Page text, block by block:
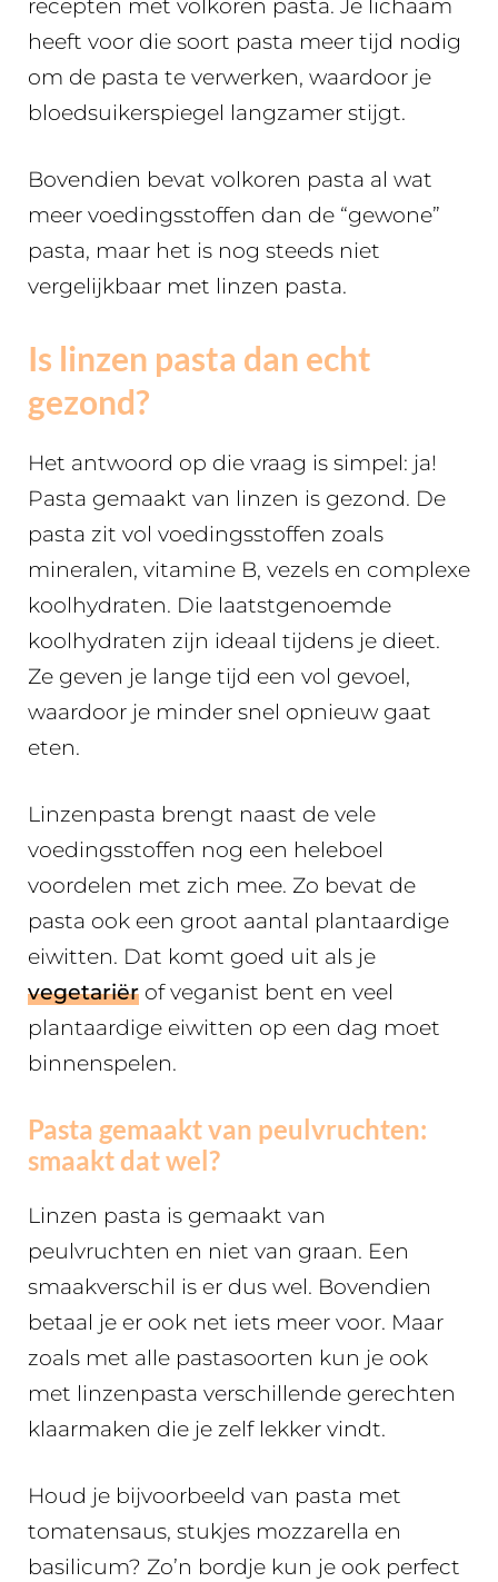
recepten met volkoren pasta. Je lichaam
heeft voor die soort pasta meer tijd nodig
om de pasta te verwerken, waardoor je
bloedsuikerspiegel langzamer stijgt.
Bovendien bevat volkoren pasta al wat
meer voedingsstoffen dan de “gewone”
pasta, maar het is nog steeds niet
vergelijkbaar met linzen pasta.
Is linzen pasta dan echt
gezond?
Het antwoord op die vraag is simpel: ja!
Pasta gemaakt van linzen is gezond. De
pasta zit vol voedingsstoffen zoals
mineralen, vitamine B, vezels en complexe
koolhydraten. Die laatstgenoemde
koolhydraten zijn ideaal tijdens je dieet.
Ze geven je lange tijd een vol gevoel,
waardoor je minder snel opnieuw gaat
eten.
Linzenpasta brengt naast de vele
voedingsstoffen nog een heleboel
voordelen met zich mee. Zo bevat de
pasta ook een groot aantal plantaardige
eiwitten. Dat komt goed uit als je
vegetariër of veganist bent en veel
plantaardige eiwitten op een dag moet
binnenspelen.
Pasta gemaakt van peulvruchten:
smaakt dat wel?
Linzen pasta is gemaakt van
peulvruchten en niet van graan. Een
smaakverschil is er dus wel. Bovendien
betaal je er ook net iets meer voor. Maar
zoals met alle pastasoorten kun je ook
met linzenpasta verschillende gerechten
klaarmaken die je zelf lekker vindt.
Houd je bijvoorbeeld van pasta met
tomatensaus, stukjes mozzarella en
basilicum? Zo’n bordje kun je ook perfect